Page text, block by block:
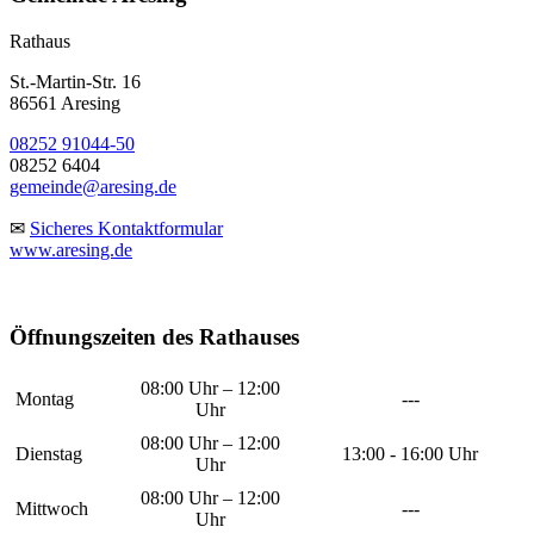
Rathaus
St.-Martin-Str. 16
86561 Aresing
08252 91044-50
08252 6404
gemeinde@aresing.de
✉ Sicheres Kontaktformular
www.aresing.de
Öffnungszeiten des Rathauses
Montag
08:00 Uhr – 12:00
Uhr
---
Dienstag
08:00 Uhr – 12:00
Uhr
13:00 - 16:00 Uhr
Mittwoch
08:00 Uhr – 12:00
Uhr
---